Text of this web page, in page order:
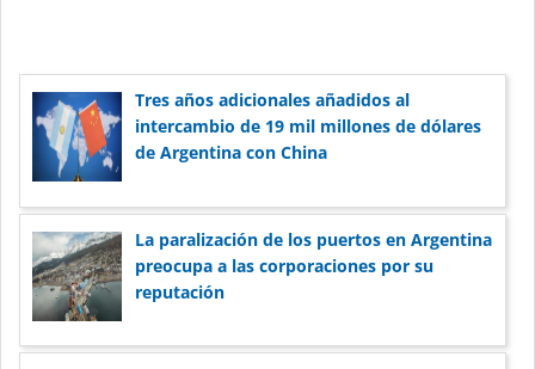
Tres años adicionales añadidos al
intercambio de 19 mil millones de dólares
de Argentina con China
La paralización de los puertos en Argentina
preocupa a las corporaciones por su
reputación